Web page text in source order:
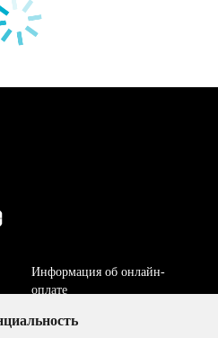
Информация об онлайн-
оплате
ДОГОВОР-ОФЕРТА